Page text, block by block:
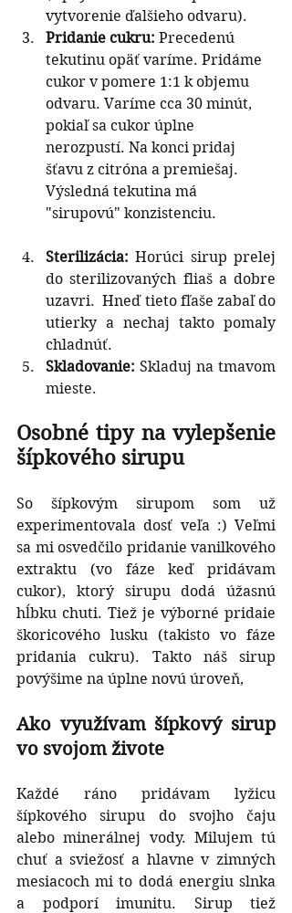
vytvorenie ďalšieho odvaru).
Pridanie cukru: Precedenú
tekutinu opäť varíme. Pridáme
cukor v pomere 1:1 k objemu
odvaru. Varíme cca 30 minút,
pokiaľ sa cukor úplne
nerozpustí. Na konci pridaj
šťavu z citróna a premiešaj.
Výsledná tekutina má
"sirupovú" konzistenciu.
Sterilizácia: Horúci sirup prelej
do sterilizovaných fliaš a dobre
uzavri.  Hneď tieto fľaše zabaľ do
utierky a nechaj takto pomaly
chladnúť.
Skladovanie: Skladuj na tmavom
mieste.
Osobné tipy na vylepšenie
šípkového sirupu
So šípkovým sirupom som už
experimentovala dosť veľa :) Veľmi
sa mi osvedčilo pridanie vanilkového
extraktu (vo fáze keď pridávam
cukor), ktorý sirupu dodá úžasnú
hĺbku chuti. Tiež je výborné pridaie
škoricového lusku (takisto vo fáze
pridania cukru). Takto náš sirup
povýšime na úplne novú úroveň,
Ako využívam šípkový sirup
vo svojom živote
Každé ráno pridávam lyžicu
šípkového sirupu do svojho čaju
alebo minerálnej vody. Milujem tú
chuť a sviežosť a hlavne v zimných
mesiacoch mi to dodá energiu slnka
a podporí imunitu. Sirup tiež